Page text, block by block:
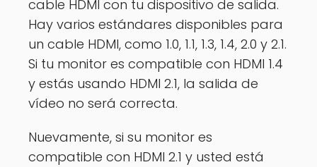
cable HDMI con tu dispositivo de salida.
Hay varios estándares disponibles para
un cable HDMI, como 1.0, 1.1, 1.3, 1.4, 2.0 y 2.1.
Si tu monitor es compatible con HDMI 1.4
y estás usando HDMI 2.1, la salida de
vídeo no será correcta.
Nuevamente, si su monitor es
compatible con HDMI 2.1 y usted está